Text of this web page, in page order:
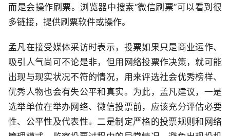
而是会操作刷票。浏览器中搜索“微信刷票”可以看到很
多链接，提供刷票软件或操作。
孟凡在接受媒体采访时表示，投票如果只是商业运作、
吸引人气尚可不论是非，但用网络投票作决策，就可能
出现与现实状况不符的情况，用来评选社会优秀榜样、
优秀人物也会有失公平和真实。为此，孟凡建议，一是
选举单位在举办网络、微信投票前，应该充分评估必要
性、公平性及代表性。二是制定严格的投票规则和网络